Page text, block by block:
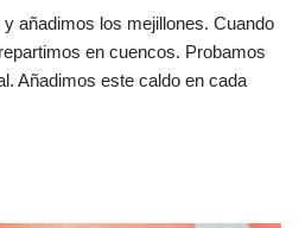
añadimos los mejillones. Cuando
en cuencos. Probamos
Añadimos este caldo en cada